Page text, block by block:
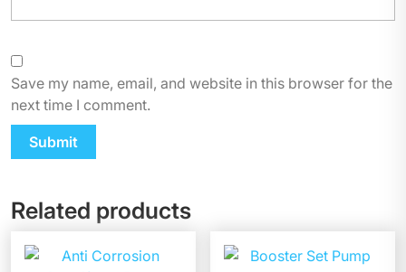
Save my name, email, and website in this browser for the
next time I comment.
Related products